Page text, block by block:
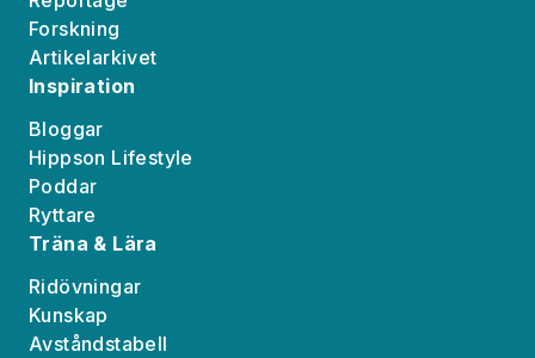
Forskning
Artikelarkivet
Inspiration
Bloggar
Hippson Lifestyle
Poddar
Ryttare
Träna & Lära
Ridövningar
Kunskap
Avståndstabell